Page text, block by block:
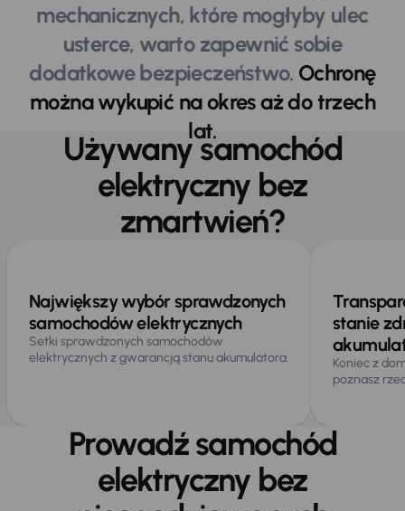
mechanicznych, które mogłyby ulec
usterce, warto zapewnić sobie
dodatkowe bezpieczeństwo. Ochronę
można wykupić na okres aż do trzech
lat.
Główne korzyści
Używany samochód
elektryczny bez
zmartwień?
Największy wybór sprawdzonych
samochodów elektrycznych
Setki sprawdzonych samochodów
elektrycznych z gwarancją stanu akumulatora.
stanie
Koniec z
poznasz
Prowadź samochód
elektryczny bez